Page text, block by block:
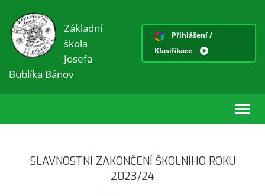
Základní
škola
Josefa
Bublíka Bánov
Přihlášení /
Klasifikace
SLAVNOSTNÍ ZAKONČENÍ ŠKOLNÍHO ROKU
2023/24